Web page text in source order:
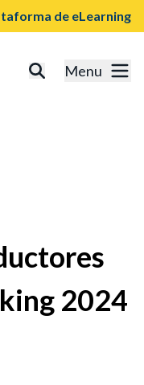
de eLearning
Menu
2024